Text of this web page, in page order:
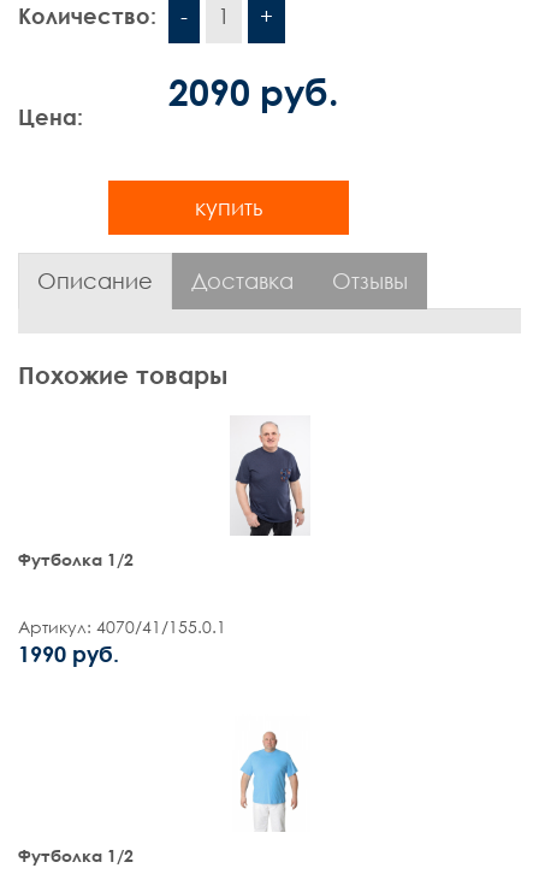
Количество: - 1 +
Цена:
2090 руб.
купить
Описание Доставка Отзывы
Похожие товары
Футболка 1/2
Артикул: 4070/41/155.0.1
1990 руб.
Футболка 1/2